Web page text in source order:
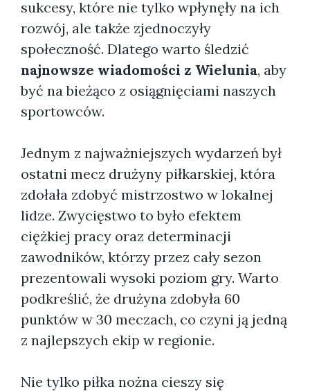
sukcesy, które nie tylko wpłynęły na ich
rozwój, ale także zjednoczyły
społeczność. Dlatego warto śledzić
najnowsze wiadomości z Wielunia, aby
być na bieżąco z osiągnięciami naszych
sportowców.
Jednym z najważniejszych wydarzeń był
ostatni mecz drużyny piłkarskiej, która
zdołała zdobyć mistrzostwo w lokalnej
lidze. Zwycięstwo to było efektem
ciężkiej pracy oraz determinacji
zawodników, którzy przez cały sezon
prezentowali wysoki poziom gry. Warto
podkreślić, że drużyna zdobyła 60
punktów w 30 meczach, co czyni ją jedną
z najlepszych ekip w regionie.
Nie tylko piłka nożna cieszy się